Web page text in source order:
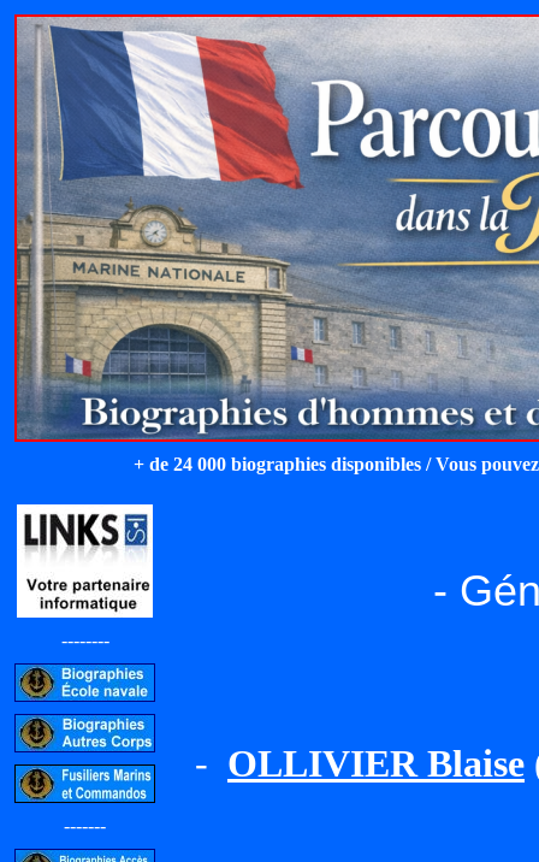
+ de 24 000 biographies disponibles / Vous
--------
-------
-
- OLLIVIER Blaise